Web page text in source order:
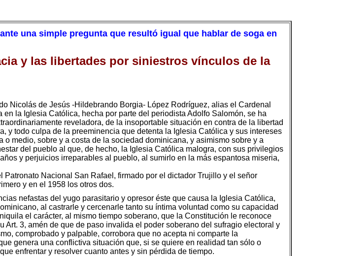
una simple pregunta que resultó igual que hablar de soga en
y las libertades por siniestros vínculos de la
Nicolás de Jesús -Hildebrando Borgia- López Rodríguez, alias el Cardenal
la Iglesia Católica, hecha por parte del periodista Adolfo Salomón, se ha
reveladora, de la insoportable situación en contra de la libertad
y todo culpa de la preeminencia que detenta la Iglesia Católica y sus intereses
medio, sobre y a costa de la sociedad dominicana, y asimismo sobre y a
del pueblo al que, de hecho, la Iglesia Católica malogra, con sus privilegios
y perjuicios irreparables al pueblo, al sumirlo en la más espantosa miseria,
Nacional San Rafael, firmado por el dictador Trujillo y el señor
y en el 1958 los otros dos.
nefastas del yugo parasitario y opresor éste que causa la Iglesia Católica,
al castrarle y cercenarle tanto su íntima voluntad como su capacidad
el carácter, al mismo tiempo soberano, que la Constitución le reconoce
3, amén de que de paso invalida el poder soberano del sufragio electoral y
comprobado y palpable, corrobora que no acepta ni comparte la
genera una conflictiva situación que, si se quiere en realidad tan sólo o
enfrentar y resolver cuanto antes y sin pérdida de tiempo.